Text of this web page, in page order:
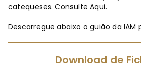
catequeses. ConsulteAqui.
Descarregue abaixo o guião da IAM
Download de